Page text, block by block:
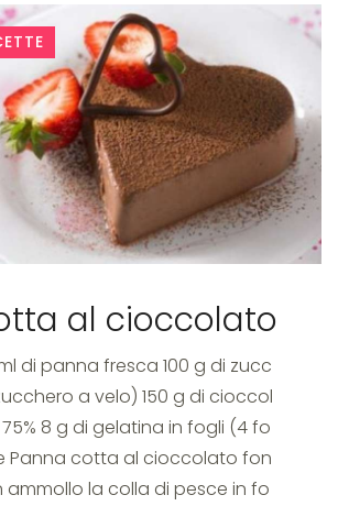
al cioccolato
di panna fresca 100 g di zucc
a velo) 150 g di cioccol
8 g di gelatina in fogli (4 fo
Panna cotta al cioccolato fon
la colla di pesce in fo